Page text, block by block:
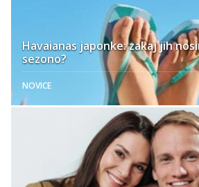
Havaianas japonke: zakaj jih
sezono?
NOVICE